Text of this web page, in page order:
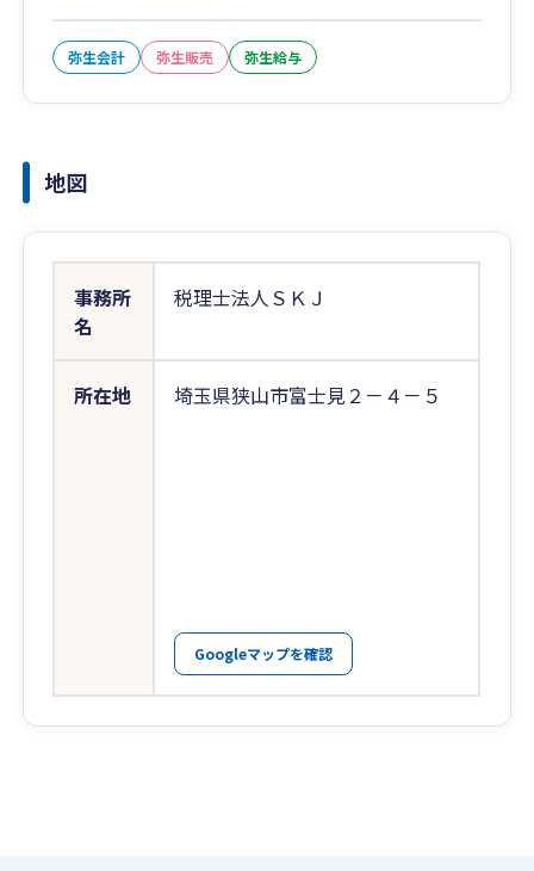
弥生会計 弥生販売 弥生給与
地図
事務所
名
税理士法人ＳＫＪ
所在地 埼玉県狭山市富士見２－４－５
Googleマップを確認